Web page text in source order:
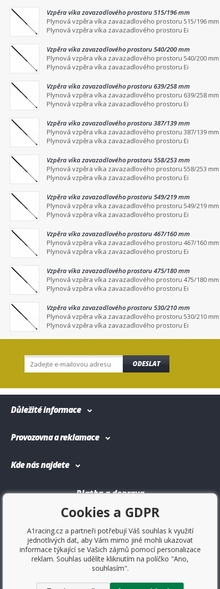
Vzpěra víka zavazadlového prostoru 515/196 mm
Plynová vzpěra víka zavazadlového prostoru 515/196 mm
Plynová vzpěra víka zavazadlového prostoru Ei
Vzpěra víka zavazadlového prostoru 540/200 mm
Plynová vzpěra víka zavazadlového prostoru 540/200 mm
Plynová vzpěra víka zavazadlového prostoru Ei
Vzpěra víka zavazadlového prostoru 639/258 mm
Plynová vzpěra víka zavazadlového prostoru 639/258 mm
Plynová vzpěra víka zavazadlového prostoru Ei
Vzpěra víka zavazadlového prostoru 387/139 mm
Plynová vzpěra víka zavazadlového prostoru 387/139 mm
Plynová vzpěra víka zavazadlového prostoru Ei
Vzpěra víka zavazadlového prostoru 558/253 mm
Plynová vzpěra víka zavazadlového prostoru 558/253 mm
Plynová vzpěra víka zavazadlového prostoru Ei
Vzpěra víka zavazadlového prostoru 549/219 mm
Plynová vzpěra víka zavazadlového prostoru 549/219 mm
Plynová vzpěra víka zavazadlového prostoru Ei
Vzpěra víka zavazadlového prostoru 467/160 mm
Plynová vzpěra víka zavazadlového prostoru 467/160 mm
Plynová vzpěra víka zavazadlového prostoru Ei
Vzpěra víka zavazadlového prostoru 475/180 mm
Plynová vzpěra víka zavazadlového prostoru 475/180 mm
Plynová vzpěra víka zavazadlového prostoru Ei
Vzpěra víka zavazadlového prostoru 530/210 mm
Plynová vzpěra víka zavazadlového prostoru 530/210 mm
Plynová vzpěra víka zavazadlového prostoru Ei
ODESLAT
Důležité informace
Provozovna a reklamace
Kde nás najdete
Platba a doprava
Cookies a GDPR
A1racing.cz a partneři potřebují Váš souhlas k využití
jednotlivých dat, aby Vám mimo jiné mohli ukazovat
informace týkající se Vašich zájmů pomocí personalizace
reklam. Souhlas udělíte kliknutím na políčko "Ano,
souhlasím".